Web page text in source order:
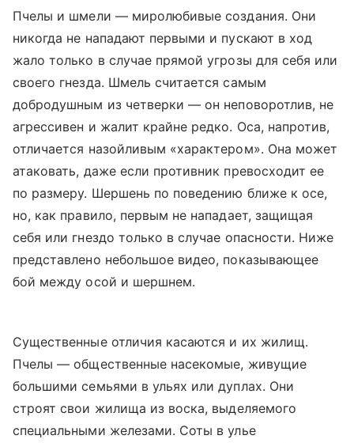
Пчелы и шмели — миролюбивые создания. Они
никогда не нападают первыми и пускают в ход
жало только в случае прямой угрозы для себя или
своего гнезда. Шмель считается самым
добродушным из четверки — он неповоротлив, не
агрессивен и жалит крайне редко. Оса, напротив,
отличается назойливым «характером». Она может
атаковать, даже если противник превосходит ее
по размеру. Шершень по поведению ближе к осе,
но, как правило, первым не нападает, защищая
себя или гнездо только в случае опасности. Ниже
представлено небольшое видео, показывающее
бой между осой и шершнем.
Существенные отличия касаются и их жилищ.
Пчелы — общественные насекомые, живущие
большими семьями в ульях или дуплах. Они
строят свои жилища из воска, выделяемого
специальными железами. Соты в улье